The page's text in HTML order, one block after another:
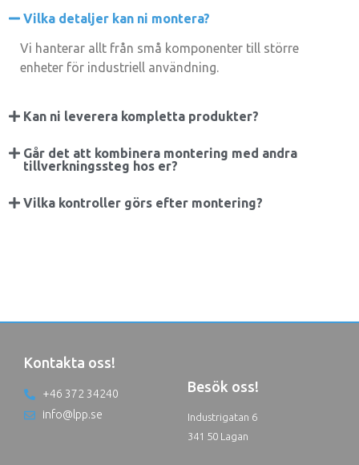
Vilka detaljer kan ni montera?
Vi hanterar allt från små komponenter till större
enheter för industriell användning.
Kan ni leverera kompletta produkter?
Går det att kombinera montering med andra
tillverkningssteg hos er?
Vilka kontroller görs efter montering?
Kontakta oss!
+46 372 34240
info@lpp.se
Besök oss!
Industrigatan 6
341 50 Lagan